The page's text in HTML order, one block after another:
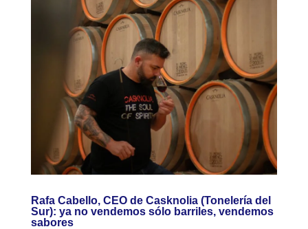
Rafa Cabello, CEO de Casknolia (Tonelería del
Sur): ya no vendemos sólo barriles, vendemos
sabores